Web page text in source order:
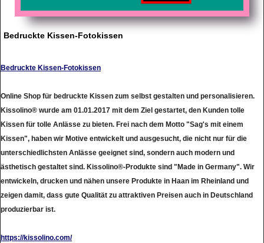
Bedruckte Kissen-Fotokissen
Bedruckte Kissen-Fotokissen
Online Shop für bedruckte Kissen zum selbst gestalten und personalisieren.
Kissolino® wurde am 01.01.2017 mit dem Ziel gestartet, den Kunden tolle
Kissen für tolle Anlässe zu bieten. Frei nach dem Motto "Sag's mit einem
Kissen", haben wir Motive entwickelt und ausgesucht, die nicht nur für die
unterschiedlichsten Anlässe geeignet sind, sondern auch modern und
ästhetisch gestaltet sind. Kissolino®-Produkte sind "Made in Germany". Wir
entwickeln, drucken und nähen unsere Produkte in Haan im Rheinland und
zeigen damit, dass gute Qualität zu attraktiven Preisen auch in Deutschland
produzierbar ist.
https://kissolino.com/